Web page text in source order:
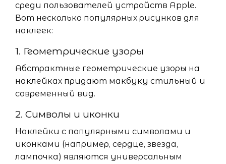
среди пользователей устройств Apple.
Вот несколько популярных рисунков для
наклеек:
1. Геометрические узоры
Абстрактные геометрические узоры на
наклейках придают макбуку стильный и
современный вид.
2. Символы и иконки
Наклейки с популярными символами и
иконками (например, сердце, звезда,
лампочка) являются универсальным